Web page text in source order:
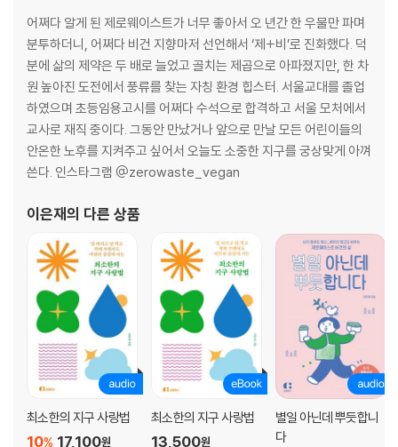
제비가 알려준 제철의 맛, 오이 미역냉국
가장 힙한 페스토, 가장 쿨한 후무스
자연재배 단호박의 난(亂)
3장. 합니다, 지구를 적게 쓰는 생활
판타스틱 플라스틱 원더랜드
필(必)환경 시대의 테이블 매너
물을 부디 ‘물 쓰듯’ 씁시다
나는 최선을 다하고 있다는 거짓말
그레타 이모의 사랑법
새우젓 하나로 울산바위를 치고 있습니다만
에필로그 / 진실한 문장
어쩌다 알게 된 제로웨이스트가 너무 좋아서 오 년간 한 우물만 파며
분투하더니, 어쩌다 비건 지향마저 선언해서 ‘제+비’로 진화했다. 덕
분에 삶의 제약은 두 배로 늘었고 골치는 제곱으로 아파졌지만, 한 차
원 높아진 도전에서 풍류를 찾는 자칭 환경 힙스터. 서울교대를 졸업
하였으며 초등임용고시를 어쩌다 수석으로 합격하고 서울 모처에서
교사로 재직 중이다. 그동안 만났거나 앞으로 만날 모든 어린이들의
안온한 노후를 지켜주고 싶어서 오늘도 소중한 지구를 궁상맞게 아껴
쓴다. 인스타그램 @zerowaste_vegan
이은재의 다른 상품
최소한의 지구 사랑법
17,100원
10%
최소한의 지구 사랑법
13,500원
별일 아닌데 뿌듯합니
다